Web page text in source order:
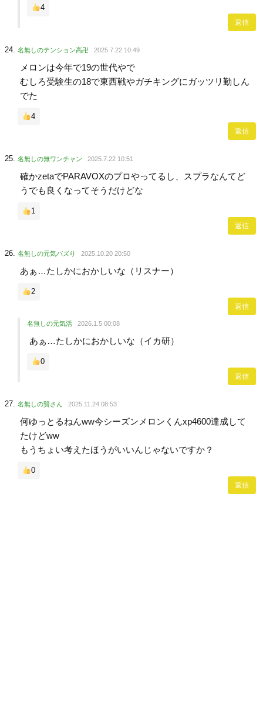
4
返信
名無しのテンション高卍 2025.7.22 10:49
メロンは今年で19の世代やで
むしろ受験生の18で東西戦やガチキングにガッツリ勤しん
でた
4
返信
名無しの無ワンチャン 2025.7.22 10:51
確かzetaでPARAVOXのプロやってるし、スプラなんてど
うでも良くなってそうだけどな
1
返信
名無しの元気バズり 2025.10.20 20:50
あぁ…たしかにおかしいな（リスナー）
2
返信
名無しの元気活 2026.1.5 00:08
あぁ…たしかにおかしいな（イカ研）
0
返信
名無しの賢さん 2025.11.24 08:53
何ゆっとるねんww今シーズンメロンくんxp4600達成して
たけどww
もうちょい考えたほうがいいんじゃないですか？
0
返信